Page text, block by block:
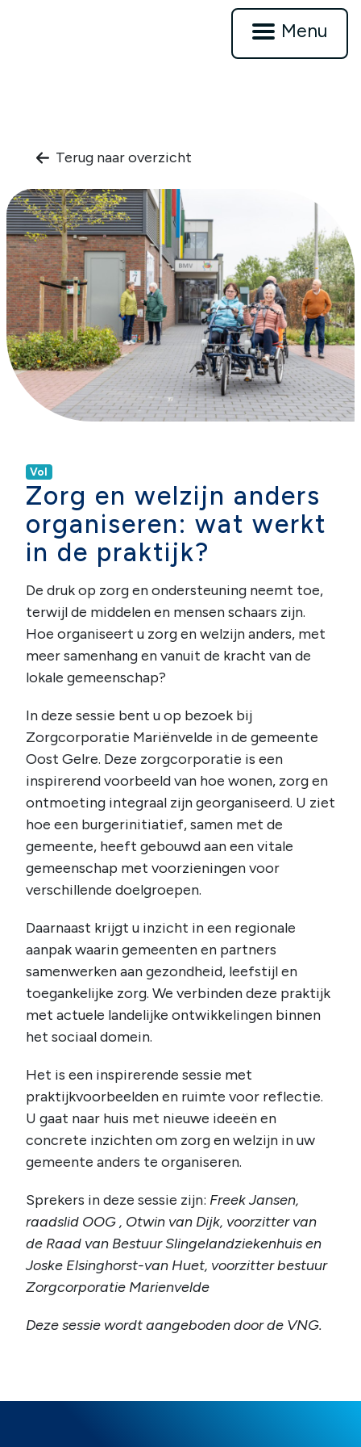
Menu
Terug naar overzicht
Vol
Zorg en welzijn anders
organiseren: wat werkt
in de praktijk?
De druk op zorg en ondersteuning neemt toe,
terwijl de middelen en mensen schaars zijn.
Hoe organiseert u zorg en welzijn anders, met
meer samenhang en vanuit de kracht van de
lokale gemeenschap?
In deze sessie bent u op bezoek bij
Zorgcorporatie Mariënvelde in de gemeente
Oost Gelre. Deze zorgcorporatie is een
inspirerend voorbeeld van hoe wonen, zorg en
ontmoeting integraal zijn georganiseerd. U ziet
hoe een burgerinitiatief, samen met de
gemeente, heeft gebouwd aan een vitale
gemeenschap met voorzieningen voor
verschillende doelgroepen.
Daarnaast krijgt u inzicht in een regionale
aanpak waarin gemeenten en partners
samenwerken aan gezondheid, leefstijl en
toegankelijke zorg. We verbinden deze praktijk
met actuele landelijke ontwikkelingen binnen
het sociaal domein.
Het is een inspirerende sessie met
praktijkvoorbeelden en ruimte voor reflectie.
U gaat naar huis met nieuwe ideeën en
concrete inzichten om zorg en welzijn in uw
gemeente anders te organiseren.
Sprekers in deze sessie zijn: Freek Jansen,
raadslid OOG , Otwin van Dijk, voorzitter van
de Raad van Bestuur Slingelandziekenhuis en
Joske Elsinghorst-van Huet, voorzitter bestuur
Zorgcorporatie Marienvelde
Deze sessie wordt aangeboden door de VNG.